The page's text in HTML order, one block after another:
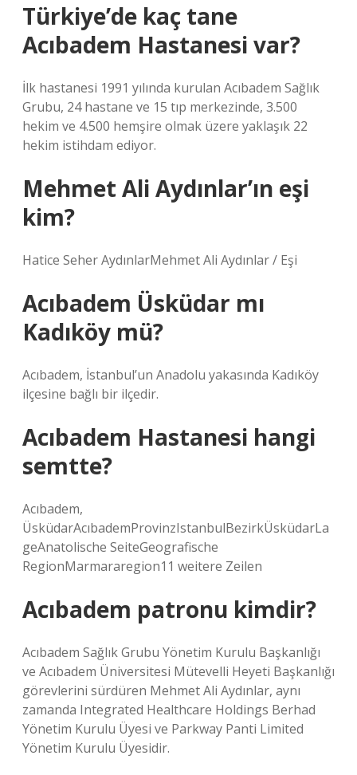
Türkiye’de kaç tane
Acıbadem Hastanesi var?
İlk hastanesi 1991 yılında kurulan Acıbadem Sağlık
Grubu, 24 hastane ve 15 tıp merkezinde, 3.500
hekim ve 4.500 hemşire olmak üzere yaklaşık 22
hekim istihdam ediyor.
Mehmet Ali Aydınlar’ın eşi
kim?
Hatice Seher AydınlarMehmet Ali Aydınlar / Eşi
Acıbadem Üsküdar mı
Kadıköy mü?
Acıbadem, İstanbul’un Anadolu yakasında Kadıköy
ilçesine bağlı bir ilçedir.
Acıbadem Hastanesi hangi
semtte?
Acıbadem,
ÜsküdarAcıbademProvinzIstanbulBezirkÜsküdarLa
geAnatolische SeiteGeografische
RegionMarmararegion11 weitere Zeilen
Acıbadem patronu kimdir?
Acıbadem Sağlık Grubu Yönetim Kurulu Başkanlığı
ve Acıbadem Üniversitesi Mütevelli Heyeti Başkanlığı
görevlerini sürdüren Mehmet Ali Aydınlar, aynı
zamanda Integrated Healthcare Holdings Berhad
Yönetim Kurulu Üyesi ve Parkway Panti Limited
Yönetim Kurulu Üyesidir.